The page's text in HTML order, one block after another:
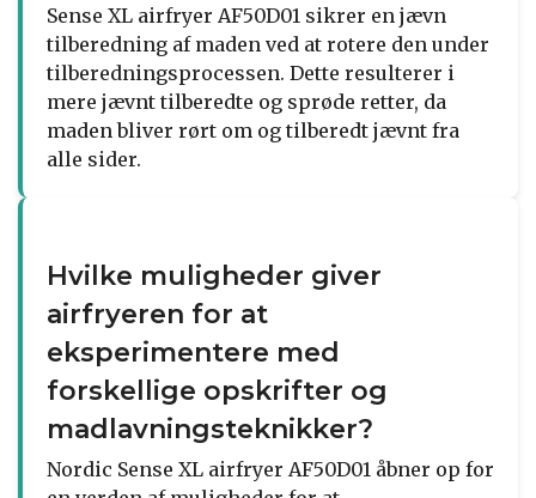
Sense XL airfryer AF50D01 sikrer en jævn
tilberedning af maden ved at rotere den under
tilberedningsprocessen. Dette resulterer i
mere jævnt tilberedte og sprøde retter, da
maden bliver rørt om og tilberedt jævnt fra
alle sider.
Hvilke muligheder giver
airfryeren for at
eksperimentere med
forskellige opskrifter og
madlavningsteknikker?
Nordic Sense XL airfryer AF50D01 åbner op for